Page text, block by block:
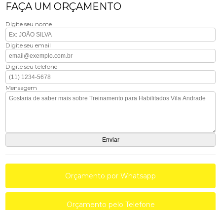
FAÇA UM ORÇAMENTO
Digite seu nome
Digite seu email
Digite seu telefone
Mensagem
Orçamento por Whatsapp
Orçamento pelo Telefone